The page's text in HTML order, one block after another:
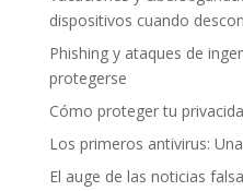
dispositivos cuando
Phishing y ataques de
protegerse
Cómo proteger tu
Los primeros antivirus:
El auge de las noticias